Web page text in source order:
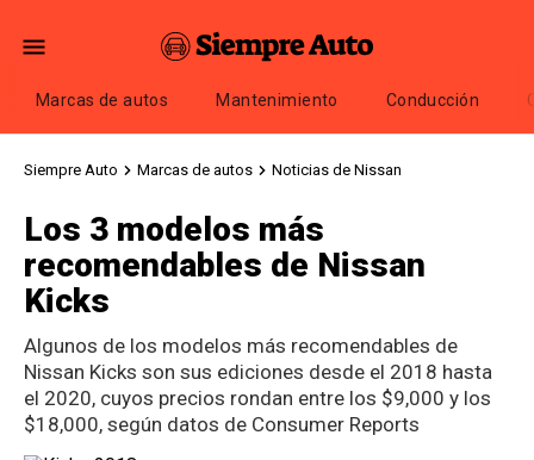
Marcas de autos Mantenimiento Conducción
Siempre Auto Marcas de autos Noticias de Nissan
Los 3 modelos más
recomendables de Nissan
Kicks
Algunos de los modelos más recomendables de
Nissan Kicks son sus ediciones desde el 2018 hasta
el 2020, cuyos precios rondan entre los $9,000 y los
$18,000, según datos de Consumer Reports